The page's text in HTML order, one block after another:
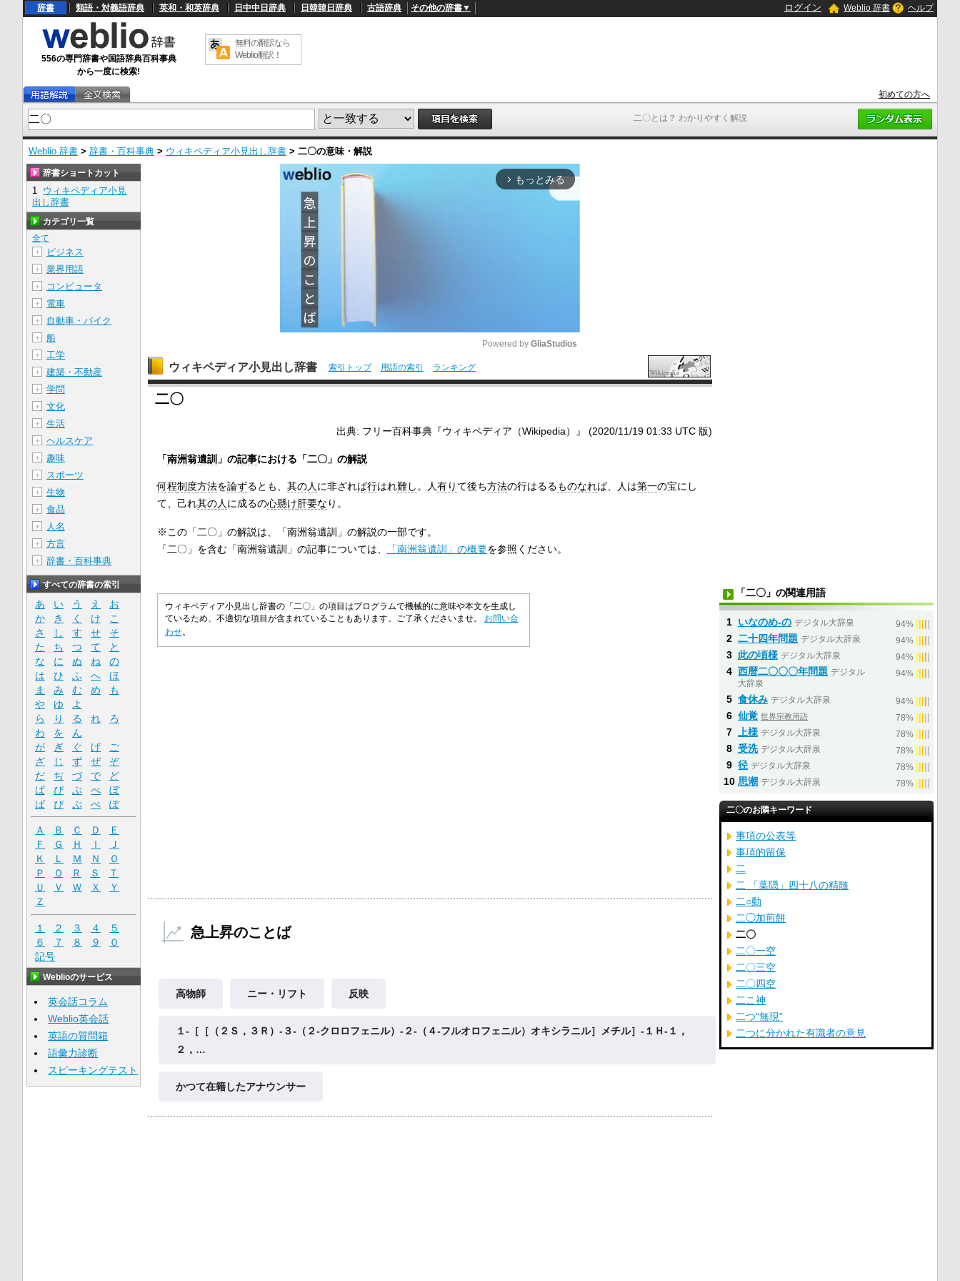
二〇とは？ わかりやすく解説
辞書 類語・対義語辞典 英和・和英辞典 日中中日辞典 日韓韓日辞典 古語辞典 その他の辞書▼ ログイン Weblio 辞書 ヘルプ
556の専門辞書や国語辞典百科事典
から一度に検索!
無料の翻訳なら
Weblio翻訳！
初めての方へ
Weblio 辞書 > 辞書・百科事典 > ウィキペディア小見出し辞書 > 二〇の意味・解説
arrow_forward_ios もっとみる
M
Powered by GliaStudios
ウィキペディア小見出し辞書 索引トップ 用語の索引 ランキング
二〇
出典: フリー百科事典『ウィキペディア（Wikipedia）』 (2020/11/19 01:33 UTC 版)
「南洲翁遺訓 」の記事における「二〇」の解説
何程制度方法を論ずるとも、 其の人 に非ざれば行はれ難し 。人有りて後ち方法の行はるるものなれば、人は第一の宝にし
て、己れ其の人 に成るの心懸け肝要な り。
※この「二〇」の解説は、「南洲翁遺訓」の解説の一部です。
「二〇」を含む「南洲翁遺訓」の記事については、
「南洲翁遺訓」の概要を参照ください。
ウィキペディア小見出し辞書の「二〇」の項目はプログラムで機械的に意味や本文を生成し
ているため、不適切な項目が含まれていることもあります。ご了承くださいませ。 お問い合
わせ。
急上昇のことば
高物師 ニー・リフト 反映
１‐［［（２Ｓ，３Ｒ）‐３‐（２‐クロロフェニル）‐２‐（４‐フルオロフェニル）オキシラニル］メチル］‐１Ｈ‐１，
２，…
かつて在籍したアナウンサー
辞書ショートカット
1 ウィキペディア小見
出し辞書
カテゴリ一覧
全て
＋
ビジネス
＋ 業界用語
＋ コンピュータ
＋ 電車
＋ 自動車・バイク
＋ 船
＋ 工学
＋ 建築・不動産
＋ 学問
＋ 文化
＋ 生活
＋ ヘルスケア
＋ 趣味
＋ スポーツ
＋ 生物
＋ 食品
＋ 人名
＋ 方言
＋ 辞書・百科事典
すべての辞書の索引
あ い う え
お
か
き く け
こ
さ
し す せ
そ
た
ち つ て
と
な
に ぬ ね
の
は
ひ ふ へ
ほ
ま
み む め
も
や
ゆ
よ
ら
り る れ
ろ
わ
を
ん
が
ぎ ぐ げ
ご
ざ
じ ず ぜ
ぞ
だ
ぢ づ で
ど
ば
び ぶ べ
ぼ
ぱ
ぴ ぷ ぺ ぽ
Ａ Ｂ Ｃ Ｄ
Ｅ
Ｆ
Ｇ Ｈ Ｉ
Ｊ
Ｋ
Ｌ Ｍ Ｎ
Ｏ
Ｐ
Ｑ Ｒ Ｓ
Ｔ
Ｕ
Ｖ Ｗ Ｘ
Ｙ
Ｚ
１ ２ ３ ４
５
６
７ ８ ９
０
記号
Weblioのサービス
英会話コラム
Weblio英会話
英語の質問箱
語彙力診断
スピーキングテスト
「二〇」の関連用語
1 いなのめ‐の デジタル大辞泉 94%
2 二十四年問題 デジタル大辞泉 94%
3 此の頃様 デジタル大辞泉 94%
4 西暦二〇〇〇年問題 デジタル
大辞泉
94%
5 食休み デジタル大辞泉 94%
6 仙覚 世界宗教用語 78%
7 上様 デジタル大辞泉 78%
8 受洗 デジタル大辞泉 78%
9 径 デジタル大辞泉 78%
10 思潮 デジタル大辞泉 78%
二〇のお隣キーワード
事項の公表等
事項的留保
二
二 「葉隠」四十八の精髄
二○動
二◯加煎餅
二〇
二〇一空
二〇三空
二〇四空
二こ神
二つ“無現”
二つに分かれた有識者の意見